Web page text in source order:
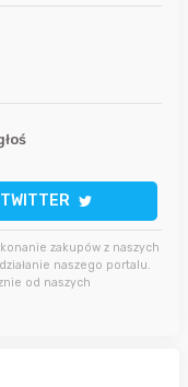
TWITTER
zakupów z naszych
naszego portalu.
od naszych